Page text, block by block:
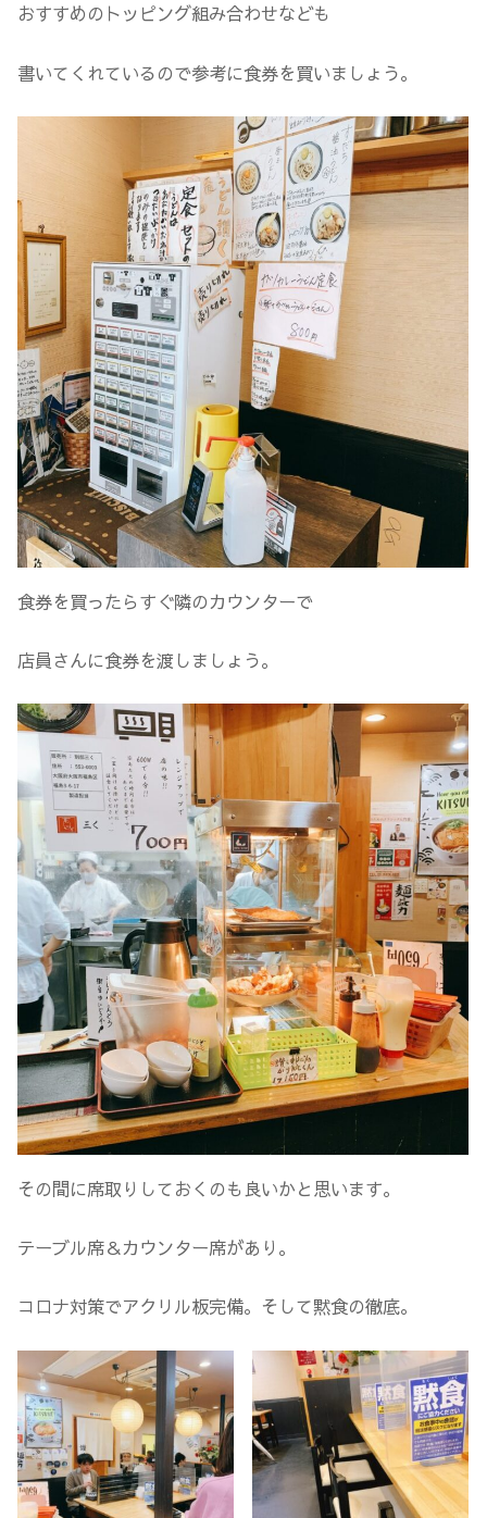
おすすめのトッピング組み合わせなども
書いてくれているので参考に食券を買いましょう。
食券を買ったらすぐ隣のカウンターで
店員さんに食券を渡しましょう。
その間に席取りしておくのも良いかと思います。
テーブル席＆カウンター席があり。
コロナ対策でアクリル板完備。そして黙食の徹底。